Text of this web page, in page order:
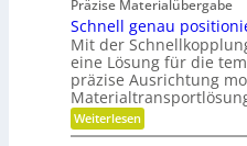
e
i
c
h
d
e
n
e
r
B
a
u
t
e
i
l
r
t
u
n
g
s
f
r
e
Präzise Materialübergabe
Schnell genau
Mit der
eine Lösung für die
präzise Ausrichtung
Weiterlesen:
S